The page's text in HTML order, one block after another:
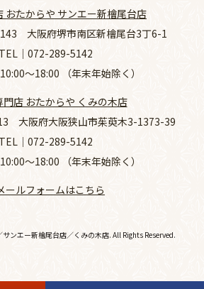
おたからや サンエー新檜尾台店
大阪府堺市南区新檜尾台3丁6-1
TEL｜ 072-289-5142
～18:00 （年末年始除く）
門店 おたからや くみの木店
大阪府大阪狭山市茱萸木3-1373-39
TEL｜ 072-289-5142
～18:00 （年末年始除く）
ールフォームはこちら
ンエー新檜尾台店／くみの木店. All Rights Reserved.